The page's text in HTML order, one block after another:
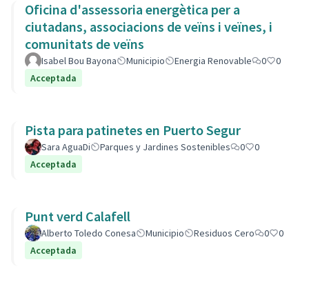
Oficina d'assessoria energètica per a
ciutadans, associacions de veïns i veïnes, i
comunitats de veïns
Isabel Bou Bayona Municipio Energia Renovable 0
0
Acceptada
Pista para patinetes en Puerto Segur
Sara AguaDi Parques y Jardines Sostenibles 0
0
Acceptada
Punt verd Calafell
Alberto Toledo Conesa Municipio Residuos Cero 0
0
Acceptada